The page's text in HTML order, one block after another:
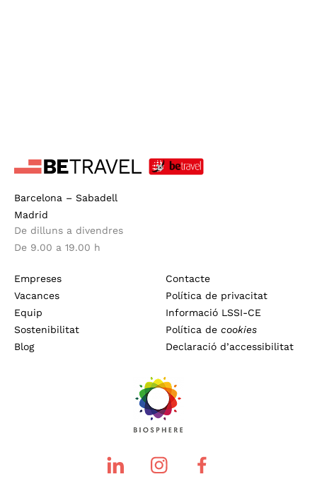
Barcelona – Sabadell
Madrid
De dilluns a divendres
De 9.00 a 19.00 h
Empreses
Vacances
Equip
Sostenibilitat
Blog
Contacte
Política de privacitat
Informació LSSI-CE
Política de cookies
Declaració d’accessibilitat